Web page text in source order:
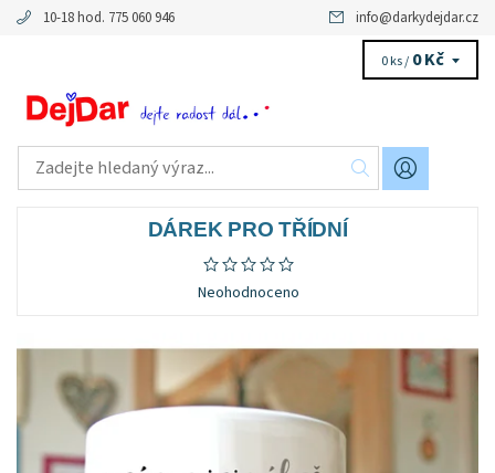
10-18 hod. 775 060 946 info@darkydejdar.cz
0 ks / 0 Kč
DÁREK PRO TŘÍDNÍ
Neohodnoceno